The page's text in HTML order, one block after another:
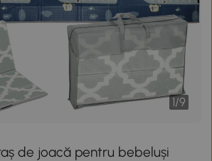
1/9
de joacă pentru bebeluși